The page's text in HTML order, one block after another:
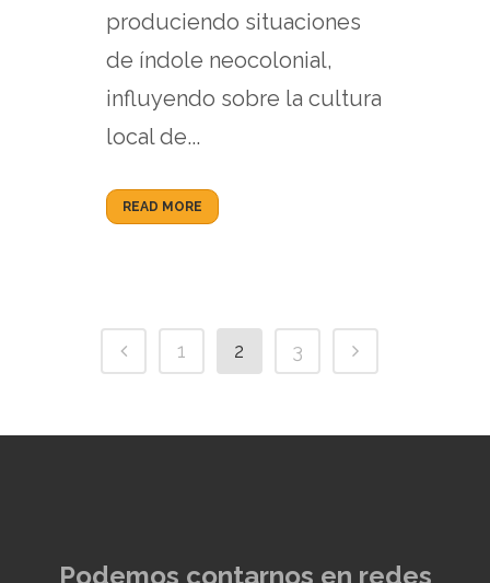
produciendo situaciones
de índole neocolonial,
influyendo sobre la cultura
local de...
READ MORE
1 2 3
Podemos contarnos en redes